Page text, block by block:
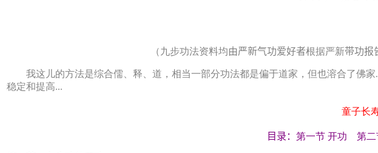
（九步功法资料均由严新气功爱好者根据严新带功报
我这儿的方法是综合儒、释、道，相当一部分功法都是偏于道家，但也溶合了佛家
稳定和提高...
童子长
目录： 第一节 开功 第二